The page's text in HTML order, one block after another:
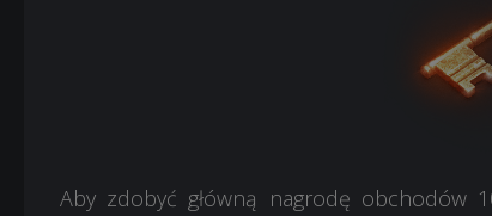
Aby zdobyć główną nagrodę obchodów